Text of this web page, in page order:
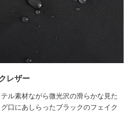
レザー
ル素材ながら微光沢の滑らかな見た
口にあしらったブラックのフェイク